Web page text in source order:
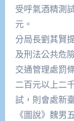
受呼氣酒精測
元。
分局長劉其賢
及刑法公共危
交通管理處罰
二百元以上二
試，則會處新
《圖說》魏男